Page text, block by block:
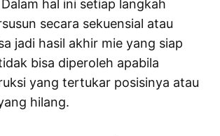
hal ini setiap langkah
secara sekuensial atau
jadi hasil akhir mie yang siap
bisa diperoleh apabila
yang tertukar posisinya atau
hilang.